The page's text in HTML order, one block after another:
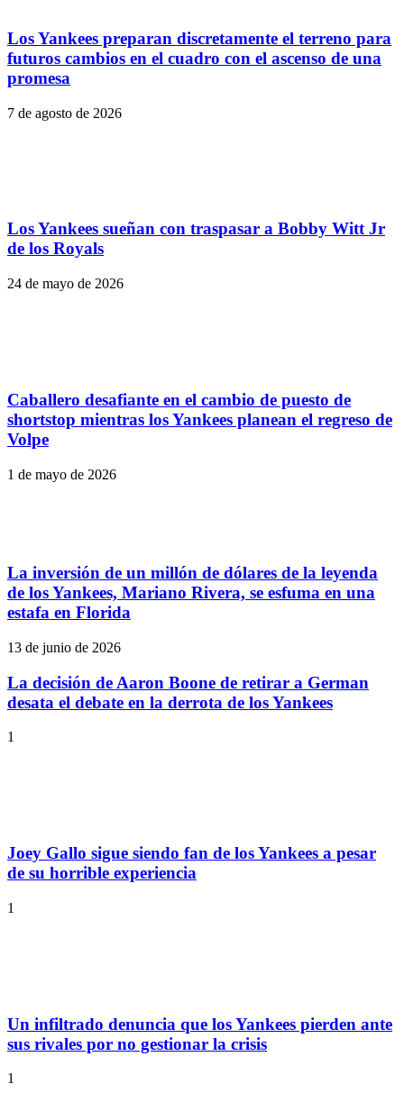
Los Yankees preparan discretamente el terreno para
futuros cambios en el cuadro con el ascenso de una
promesa
7 de agosto de 2026
Los Yankees sueñan con traspasar a Bobby Witt Jr
de los Royals
24 de mayo de 2026
Caballero desafiante en el cambio de puesto de
shortstop mientras los Yankees planean el regreso de
Volpe
1 de mayo de 2026
La inversión de un millón de dólares de la leyenda
de los Yankees, Mariano Rivera, se esfuma en una
estafa en Florida
13 de junio de 2026
La decisión de Aaron Boone de retirar a German
desata el debate en la derrota de los Yankees
1
Joey Gallo sigue siendo fan de los Yankees a pesar
de su horrible experiencia
1
Un infiltrado denuncia que los Yankees pierden ante
sus rivales por no gestionar la crisis
1